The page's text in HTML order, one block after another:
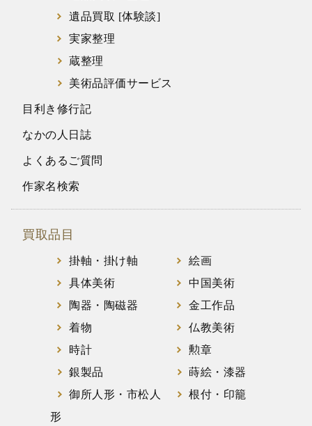
遺品買取 [体験談]
実家整理
蔵整理
美術品評価サービス
目利き修行記
なかの人日誌
よくあるご質問
作家名検索
買取品目
掛軸・掛け軸
絵画
具体美術
中国美術
陶器・陶磁器
金工作品
着物
仏教美術
時計
勲章
銀製品
蒔絵・漆器
御所人形・市松人
形
根付・印籠